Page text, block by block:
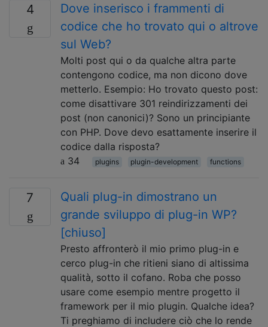
4
Dove inserisco i frammenti di
codice che ho trovato qui o altrove
sul Web?
Molti post qui o da qualche altra parte
contengono codice, ma non dicono dove
metterlo. Esempio: Ho trovato questo post:
come disattivare 301 reindirizzamenti dei
post (non canonici)? Sono un principiante
con PHP. Dove devo esattamente inserire il
codice dalla risposta?
34
plugins plugin-development functions
7
Quali plug-in dimostrano un
grande sviluppo di plug-in WP?
[chiuso]
Presto affronterò il mio primo plug-in e
cerco plug-in che ritieni siano di altissima
qualità, sotto il cofano. Roba che posso
usare come esempio mentre progetto il
framework per il mio plugin. Qualche idea?
Ti preghiamo di includere ciò che lo rende